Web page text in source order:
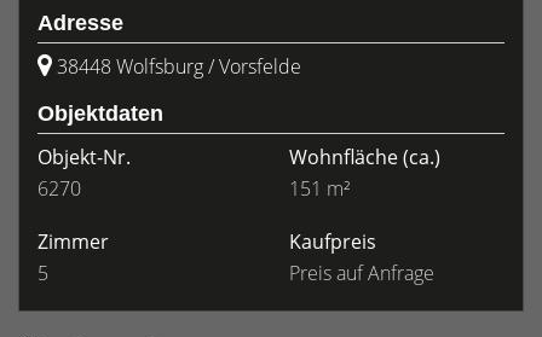
Adresse
38448 Wolfsburg / Vorsfelde
Objektdaten
Objekt-Nr.
6270
Wohnfläche(ca.)
151 m²
Zimmer
5
Kaufpreis
Preis auf Anfrage